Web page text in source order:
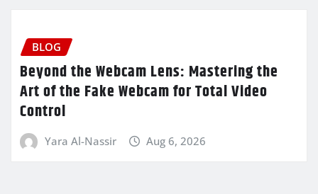
BLOG
Beyond the Webcam Lens: Mastering the
Art of the Fake Webcam for Total Video
Control
Yara Al-Nassir Aug 6, 2026